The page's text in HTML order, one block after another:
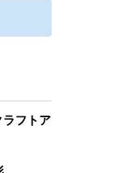
ラフトア